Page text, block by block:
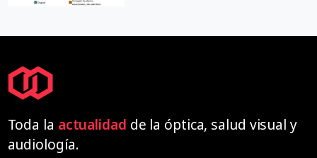
Toda la actualidad de la óptica, salud visual y
audiología.